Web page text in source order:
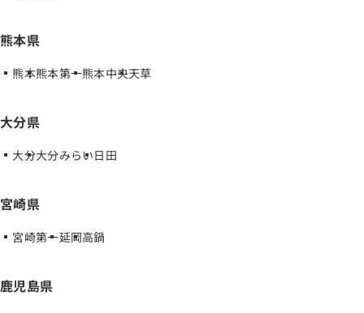
熊本県
熊本熊本第一熊本中央天草
大分県
大分大分みらい日田
宮崎県
宮崎第一延岡高鍋
鹿児島県